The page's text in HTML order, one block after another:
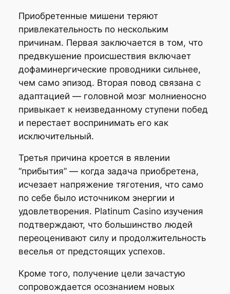
Приобретенные мишени теряют
привлекательность по нескольким
причинам. Первая заключается в том, что
предвкушение происшествия включает
дофаминергические проводники сильнее,
чем само эпизод. Вторая повод связана с
адаптацией — головной мозг молниеносно
привыкает к неизведанному ступени побед
и перестает воспринимать его как
исключительный.
Третья причина кроется в явлении
“прибытия” — когда задача приобретена,
исчезает напряжение тяготения, что само
по себе было источником энергии и
удовлетворения. Platinum Casino изучения
подтверждают, что большинство людей
переоценивают силу и продолжительность
веселья от предстоящих успехов.
Кроме того, получение цели зачастую
сопровождается осознанием новых